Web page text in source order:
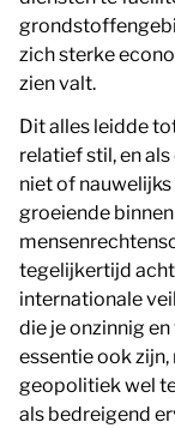
zich sterke
zien valt.
Dit alles leidde
relatief stil, en
niet of
groeiende
tegelijkertijd
internationale
die je onzinnig
essentie ook
geopolitiek wel
als bedreigend